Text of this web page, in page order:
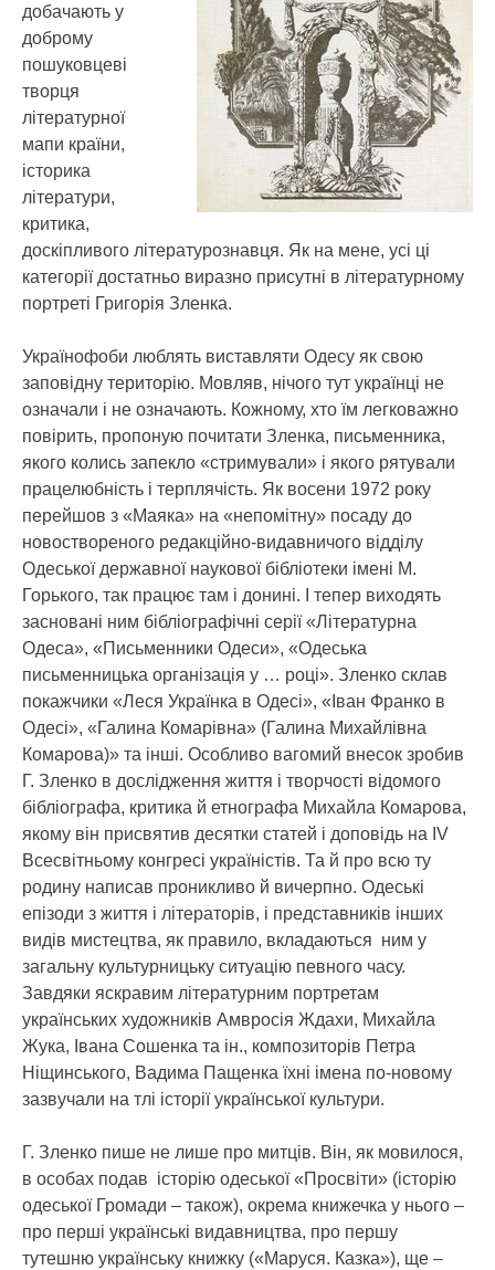
добачають у
доброму
пошуковцеві
творця
літературної
мапи країни,
історика
літератури,
критика,
доскіпливого літературознавця. Як на мене, усі ці
категорії достатньо виразно присутні в літературному
портреті Григорія Зленка.
Українофоби люблять виставляти Одесу як свою
заповідну територію. Мовляв, нічого тут українці не
означали і не означають. Кожному, хто їм легковажно
повірить, пропоную почитати Зленка, письменника,
якого колись запекло «стримували» і якого рятували
працелюбність і терплячість. Як восени 1972 року
перейшов з «Маяка» на «непомітну» посаду до
новоствореного редакційно-видавничого відділу
Одеської державної наукової бібліотеки імені М.
Горького, так працює там і донині. І тепер виходять
засновані ним бібліографічні серії «Літературна
Одеса», «Письменники Одеси», «Одеська
письменницька організація у … році». Зленко склав
покажчики «Леся Українка в Одесі», «Іван Франко в
Одесі», «Галина Комарівна» (Галина Михайлівна
Комарова)» та інші. Особливо вагомий внесок зробив
Г. Зленко в дослідження життя і творчості відомого
бібліографа, критика й етнографа Михайла Комарова,
якому він присвятив десятки статей і доповідь на IV
Всесвітньому конгресі україністів. Та й про всю ту
родину написав проникливо й вичерпно. Одеські
епізоди з життя і літераторів, і представників інших
видів мистецтва, як правило, вкладаються ним у
загальну культурницьку ситуацію певного часу.
Завдяки яскравим літературним портретам
українських художників Амвросія Ждахи, Михайла
Жука, Івана Сошенка та ін., композиторів Петра
Ніщинського, Вадима Пащенка їхні імена по-новому
зазвучали на тлі історії української культури.
Г. Зленко пише не лише про митців. Він, як мовилося,
в особах подав історію одеської «Просвіти» (історію
одеської Громади – також), окрема книжечка у нього –
про перші українські видавництва, про першу
тутешню українську книжку («Маруся. Казка»), ще –